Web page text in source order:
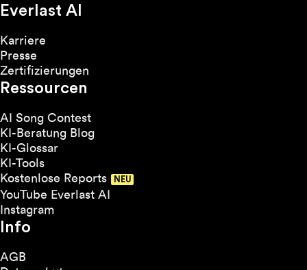
Everlast AI
Karriere
Presse
Zertifizierungen
Ressourcen
AI Song Contest
KI-Beratung Blog
KI-Glossar
KI-Tools
Kostenlose Reports
YouTube Everlast AI
Instagram
Info
AGB